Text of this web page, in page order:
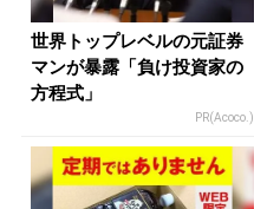
世界トップレベルの元証券
マンが暴露「負け投資家の
方程式」
PR(Acoco.)